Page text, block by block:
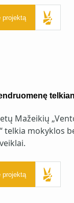
projektą
Mažeikių
telkia mokyklos
projektą